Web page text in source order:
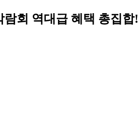
회 역대급 혜택 총집합!